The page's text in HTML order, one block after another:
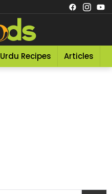
Urdu Recipes Articles